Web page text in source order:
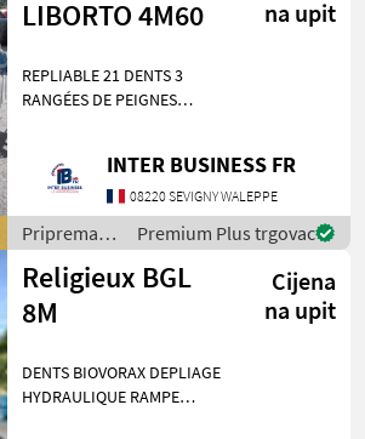
LIBORTO 4M60
na upit
REPLIABLE 21 DENTS 3
RANGÉES DE PEIGNES
tanjurače i dr.) Kultivatori
(gruberi)
INTER BUSINESS FR
08220 SEVIGNY WALEPPE
Priprema/
obrada tla
(plugovi,
kultivatori,
tanjurače i
Sonstige
Premium Plus trgovac
Religieux BGL
8M
Cijena
na upit
DENTS BIOVORAX DEPLIAGE
HYDRAULIQUE RAMPE